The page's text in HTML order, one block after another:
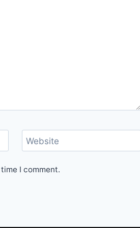
Website
I comment.